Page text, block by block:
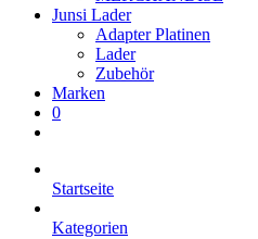
Junsi Lader
Adapter Platinen
Lader
Zubehör
Marken
0
Startseite
Kategorien